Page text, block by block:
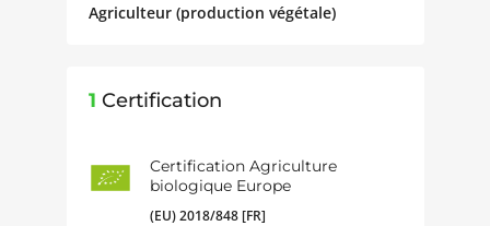
Agriculteur (production végétale)
1 Certification
Certification Agriculture
biologique Europe
(EU) 2018/848 [FR]